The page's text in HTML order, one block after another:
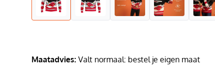
Maatadvies: Valt normaal: bestel je eigen maat